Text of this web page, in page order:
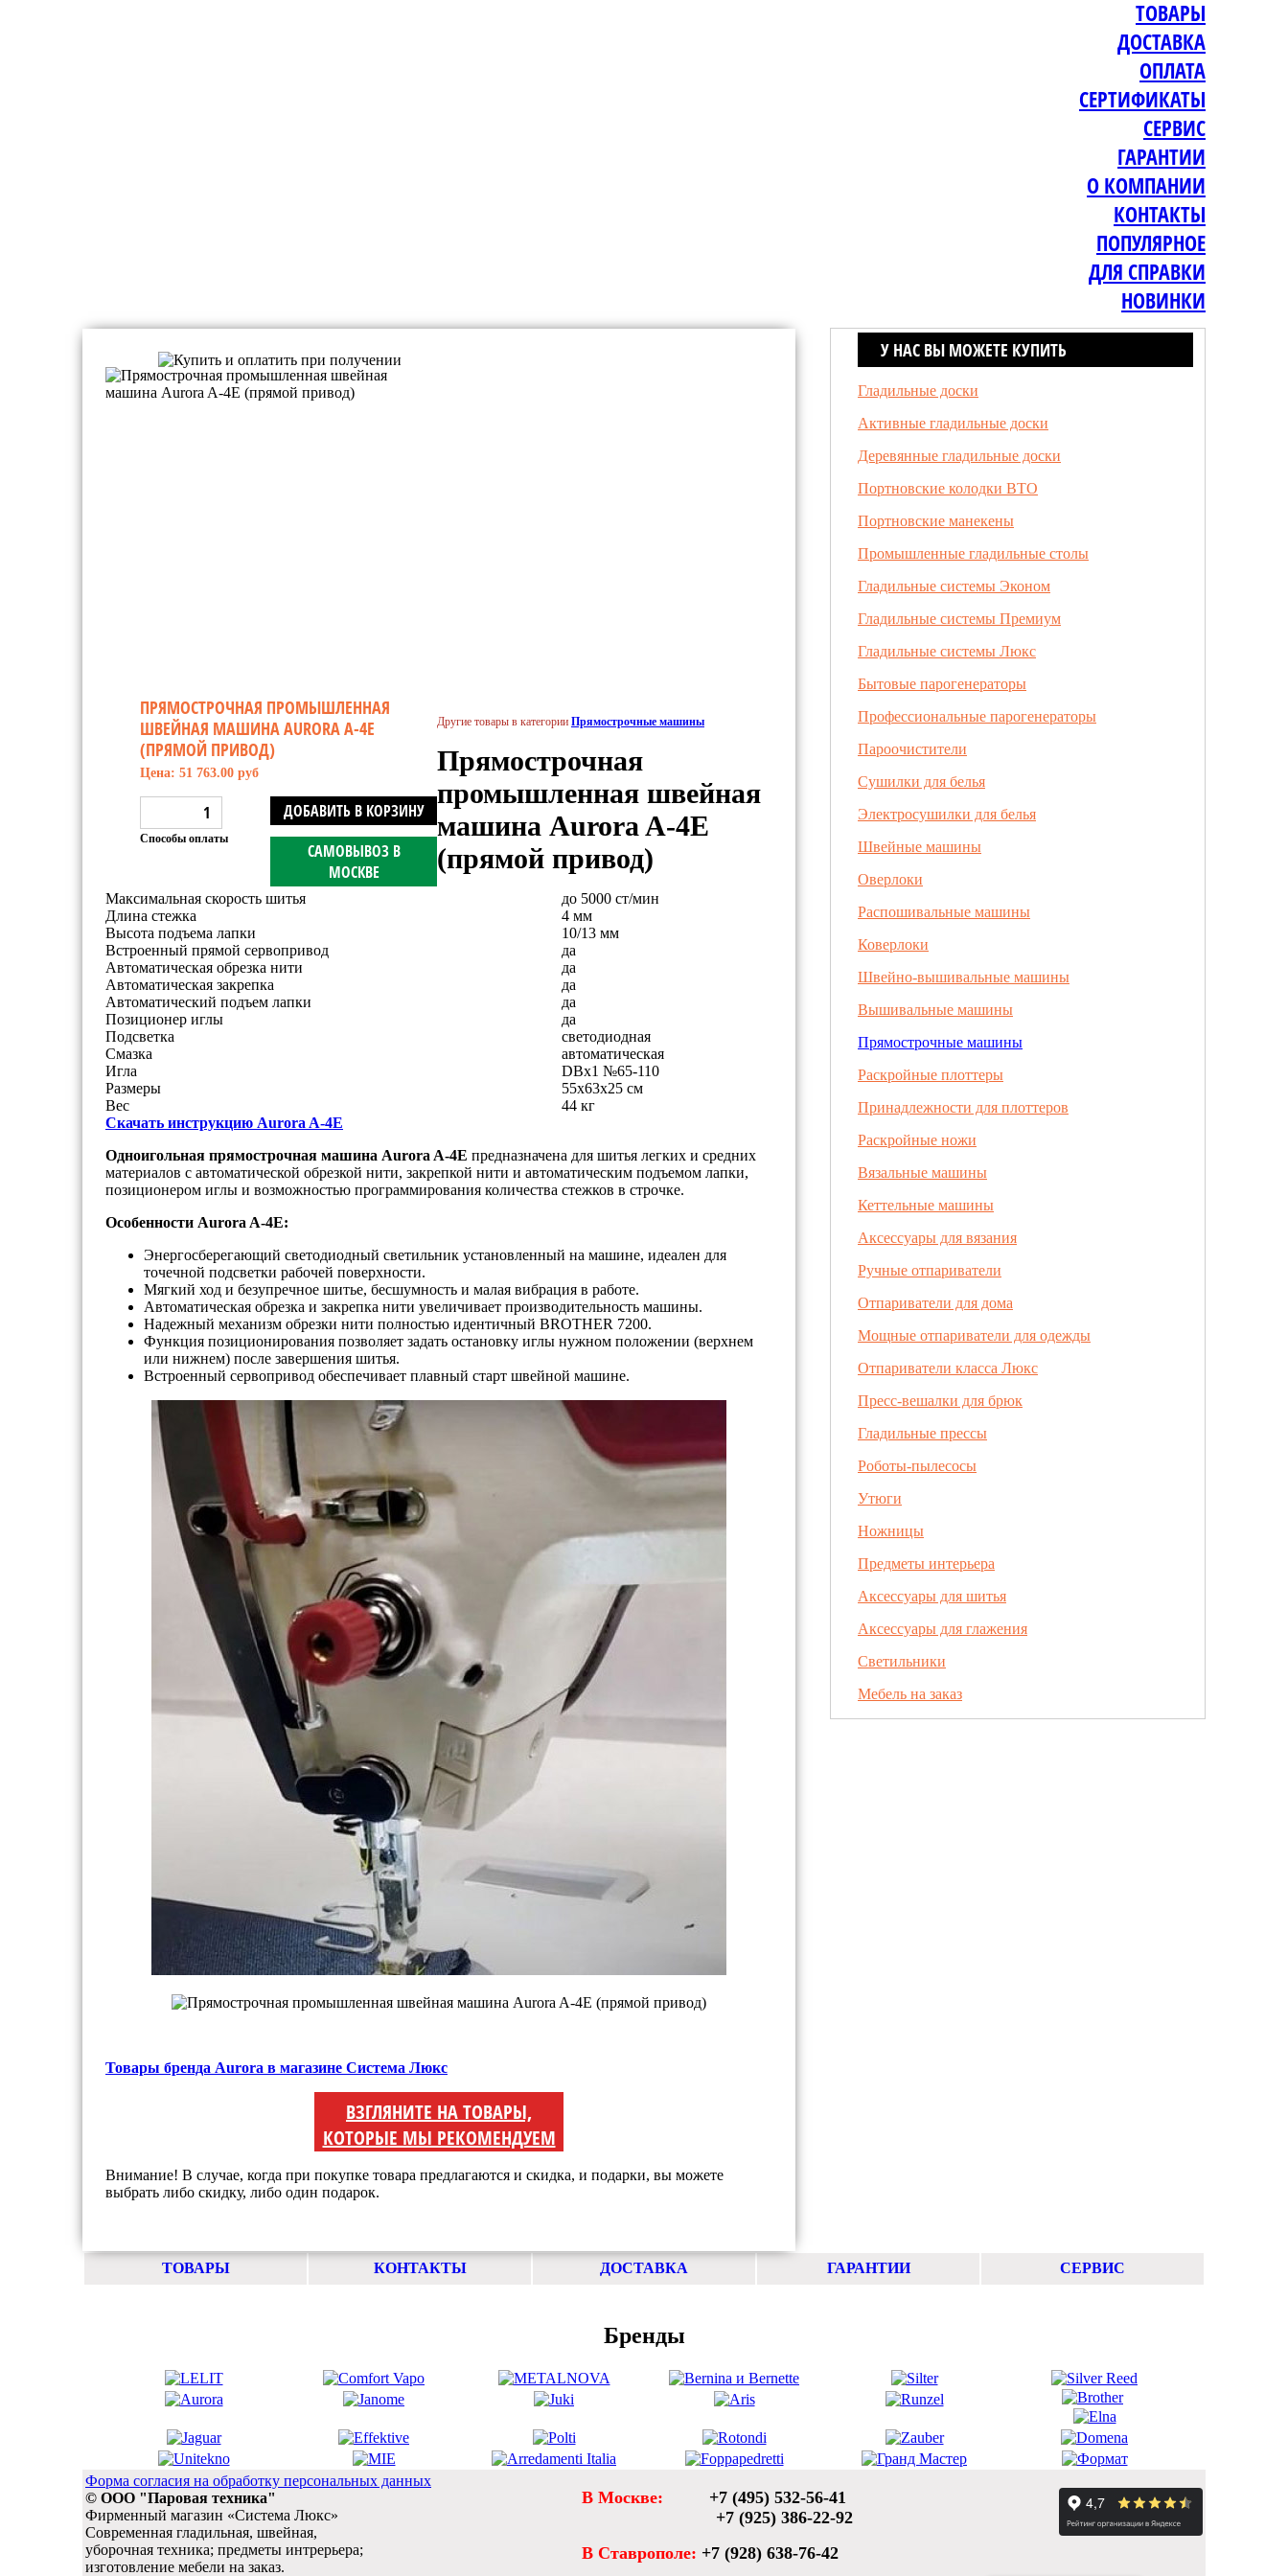
ТОВАРЫ
ДОСТАВКА
ОПЛАТА
СЕРТИФИКАТЫ
СЕРВИС
ГАРАНТИИ
О КОМПАНИИ
КОНТАКТЫ
ПОПУЛЯРНОЕ
ДЛЯ СПРАВКИ
НОВИНКИ
ПРЯМОСТРОЧНАЯ ПРОМЫШЛЕННАЯ
ШВЕЙНАЯ МАШИНА AURORA A-4E
(ПРЯМОЙ ПРИВОД)
Цена: 51 763.00 руб
ДОБАВИТЬ В КОРЗИНУ
САМОВЫВОЗ В
МОСКВЕ
Способы оплаты
Максимальная скорость шитья
до 5000 ст/мин
Длина стежка
4 мм
Высота подъема лапки
10/13 мм
Встроенный прямой сервопривод
да
Автоматическая обрезка нити
да
Автоматическая закрепка
да
Автоматический подъем лапки
да
Позиционер иглы
да
Подсветка
светодиодная
Смазка
автоматическая
Игла
DBx1 №65-110
Размеры
55х63х25 см
Вес
44 кг
Другие товары в категории Прямострочные машины
Прямострочная
промышленная швейная
машина Aurora A-4E
(прямой привод)
Скачать инструкцию Aurora A-4E
Одноигольная прямострочная машина Aurora A-4E предназначена для шитья легких и средних
материалов с автоматической обрезкой нити, закрепкой нити и автоматическим подъемом лапки,
позиционером иглы и возможностью программирования количества стежков в строчке.
Особенности Aurora A-4E:
Энергосберегающий светодиодный светильник установленный на машине, идеален для
точечной подсветки рабочей поверхности.
Мягкий ход и безупречное шитье, бесшумность и малая вибрация в работе.
Автоматическая обрезка и закрепка нити увеличивает производительность машины.
Надежный механизм обрезки нити полностью идентичный BROTHER 7200.
Функция позиционирования позволяет задать остановку иглы нужном положении (верхнем
или нижнем) после завершения шитья.
Встроенный сервопривод обеспечивает плавный старт швейной машине.
Товары бренда Aurora в магазине Система Люкс
ВЗГЛЯНИТЕ НА ТОВАРЫ,
КОТОРЫЕ МЫ РЕКОМЕНДУЕМ
Внимание! В случае, когда при покупке товара предлагаются и скидка, и подарки, вы можете
выбрать либо скидку, либо один подарок.
У НАС ВЫ МОЖЕТЕ КУПИТЬ
Гладильные доски
Активные гладильные доски
Деревянные гладильные доски
Портновские колодки ВТО
Портновские манекены
Промышленные гладильные столы
Гладильные системы Эконом
Гладильные системы Премиум
Гладильные системы Люкс
Бытовые парогенераторы
Профессиональные парогенераторы
Пароочистители
Сушилки для белья
Электросушилки для белья
Швейные машины
Оверлоки
Распошивальные машины
Коверлоки
Швейно-вышивальные машины
Вышивальные машины
Прямострочные машины
Раскройные плоттеры
Принадлежности для плоттеров
Раскройные ножи
Вязальные машины
Кеттельные машины
Аксессуары для вязания
Ручные отпариватели
Отпариватели для дома
Мощные отпариватели для одежды
Отпариватели класса Люкс
Пресс-вешалки для брюк
Гладильные прессы
Роботы-пылесосы
Утюги
Ножницы
Предметы интерьера
Аксессуары для шитья
Аксессуары для глажения
Светильники
Мебель на заказ
ТОВАРЫ КОНТАКТЫ ДОСТАВКА ГАРАНТИИ СЕРВИС
Бренды
Форма согласия на обработку персональных данных
© ООО "Паровая техника"
Фирменный магазин «Система Люкс»
Современная гладильная, швейная,
уборочная техника; предметы интрерьера;
изготовление мебели на заказ.
В Москве:
+7 (495) 532-56-41
+7 (925) 386-22-92
В Ставрополе: +7 (928) 638-76-42